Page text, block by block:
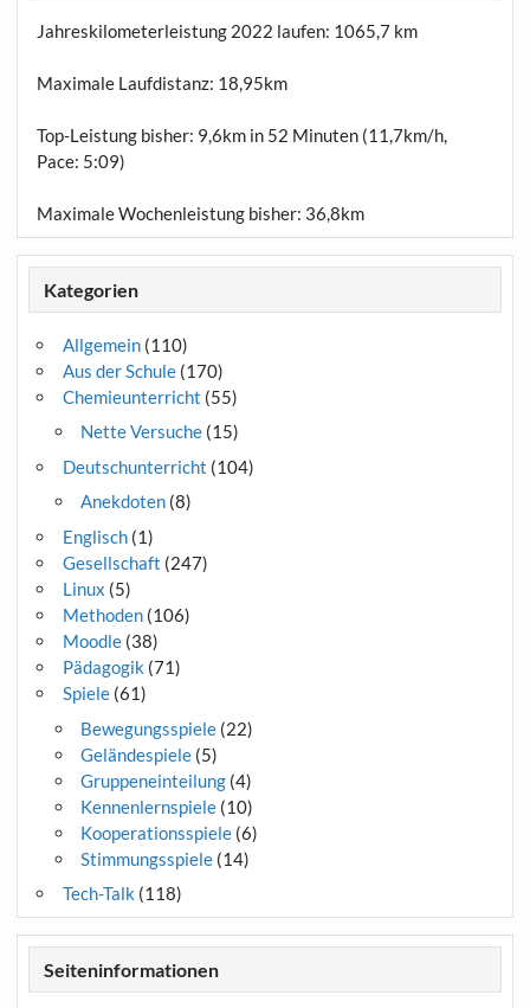
Jahreskilometerleistung 2022 laufen: 1065,7 km
Maximale Laufdistanz: 18,95km
Top-Leistung bisher: 9,6km in 52 Minuten (11,7km/h,
Pace: 5:09)
Maximale Wochenleistung bisher: 36,8km
Kategorien
Allgemein(110)
Aus der Schule(170)
Chemieunterricht (55)
Nette Versuche(15)
Deutschunterricht (104)
Anekdoten(8)
Englisch(1)
Gesellschaft (247)
Linux (5)
Methoden(106)
Moodle(38)
Pädagogik (71)
Spiele(61)
Bewegungsspiele(22)
Geländespiele(5)
Gruppeneinteilung(4)
Kennenlernspiele(10)
Kooperationsspiele(6)
Stimmungsspiele(14)
Tech-Talk (118)
Seiteninformationen